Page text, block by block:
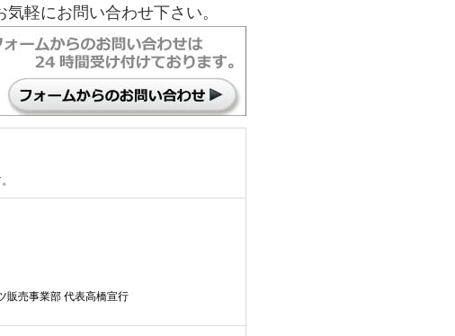
軽にお問い合わせ下さい。
販売事業部 代表高橋宣行